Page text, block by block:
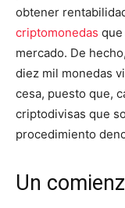
obtener
criptomonedas
mercado. De
diez mil monedas
cesa, puesto que,
criptodivisas que
procedimiento
Un